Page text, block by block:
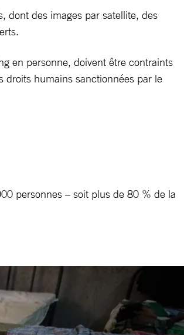
dont des images par satellite, des
en personne, doivent être contraints
droits humains sanctionnées par le
personnes – soit plus de 80 % de la